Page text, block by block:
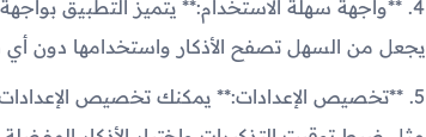
4. **واجهة سهلة الاستخدام:** يتميز التطبيق
يجعل من السهل تصفح الأذكار واستخدامها دون
5. **تخصيص الإعدادات:** يمكنك تخصيص